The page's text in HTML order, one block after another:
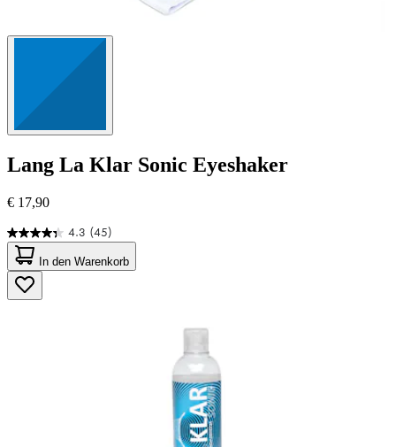
Lang La Klar Sonic Eyeshaker
€ 17,90
4.3 (45)
4.3
von
5
Sternen.
45
In den Warenkorb